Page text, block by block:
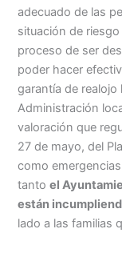
adecuado de las
situación de
proceso de ser
poder hacer
garantía de realojo
Administración
valoración que
27 de mayo, del
como
tantoel
están
lado a las familias